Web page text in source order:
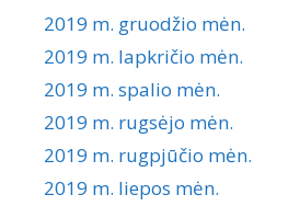
2019 m. gruodžio mėn.
2019 m. lapkričio mėn.
2019 m. spalio mėn.
2019 m. rugsėjo mėn.
2019 m. rugpjūčio mėn.
2019 m. liepos mėn.